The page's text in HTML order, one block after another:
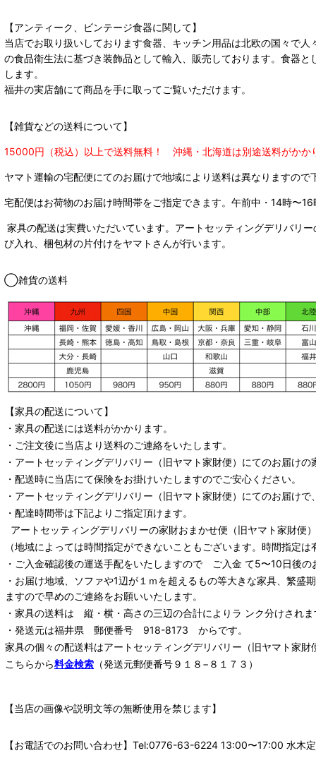
【アンティーク、ビンテージ食器に関して】
当店でお取り扱いしております食器、キッチン用品は北欧の国々で
の食品衛生法に基づき装飾品として輸入、販売しております。食器
します。
福井の実店舗にて商品を手に取ってご覧いただけます。
【雑貨などの送料について】
15000円（税込）以上で送料無料！ 沖縄・北海道は別途送料がかか
ヤマト運輸の宅配便にてのお届けで地域により送料は異なりますので
宅配便はお荷物のお届け時間帯をご指定できます。 午前中・14時〜
家具の配送は実費いただいています。アートセッティングデリバリ
び入れ、梱包材の片付けをヤマトさんが行います。
◯雑貨の送料
【家具の配送について】
・家具の配送には送料がかかります。
・ご注文後に当店より送料のご連絡をいたします。
・ アートセッティングデリバリー （旧ヤマト家財便） にてのお届けの
・配送時に当店にて保険をお掛けいたしますのでご安心ください。
・ アートセッティングデリバリー （旧ヤマト家財便） にてのお届けで
・配達時間帯は下記よりご指定頂けます。
アートセッティングデリバリーの家財おまかせ便 （旧ヤマト家財便
（地域によっては時間指定ができないこともございます。時間指定
・ご入金確認後の運送手配をいたしますので ご入金 て5〜10日後の
・お届け地域、ソファや1辺が１ｍを超えるもの等大きな家具、繁
ますので早めのご連絡をお願いいたします。
・家具の送料は 縦・横・高さの三辺の合計によりラ ンク分けされま
・発送元は福井県 郵便番号 918-8173 からです。
家具の個々の配送料はアートセッティングデリバリー （旧ヤマト家財
こちらから料金検索 （発送元郵便番号９１８−８１７３）
【当店の画像や説明文等の無断使用を禁じます】
【お電話でのお問い合わせ】Tel:0776-63-6224 13:00〜17:00 水木